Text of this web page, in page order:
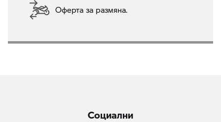
Оферта за размяна.
Социални